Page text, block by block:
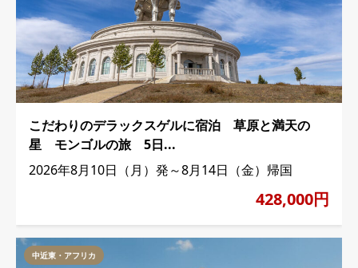
こだわりのデラックスゲルに宿泊 草原と満天の
星 モンゴルの旅 5日...
2026年8月10日（月）発～8月14日（金）帰国
428,000円
中近東・アフリカ